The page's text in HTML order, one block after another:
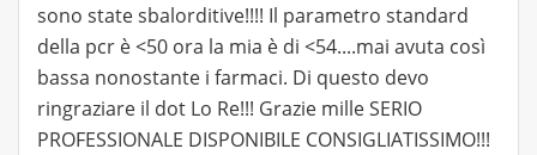
sono state sbalorditive!!!! Il parametro standard
della pcr è <50 ora la mia è di <54....mai avuta così
bassa nonostante i farmaci. Di questo devo
ringraziare il dot Lo Re!!! Grazie mille SERIO
PROFESSIONALE DISPONIBILE CONSIGLIATISSIMO!!!